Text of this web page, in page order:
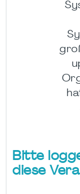
Bitte
diese